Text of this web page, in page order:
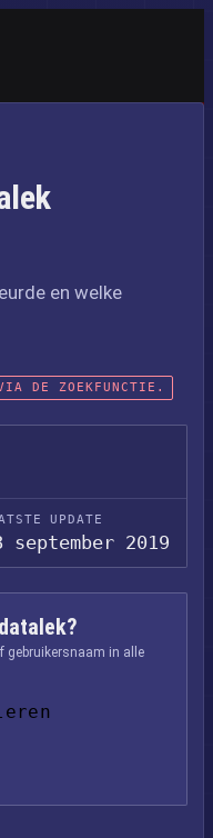
en welke
DE ZOEKFUNCTIE.
UPDATE
september 2019
gebruikersnaam in alle